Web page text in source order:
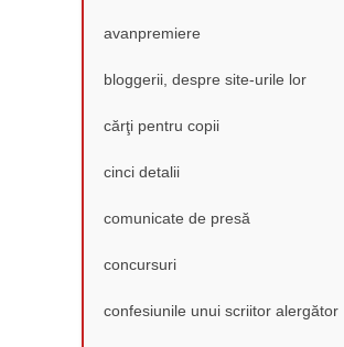
avanpremiere
bloggerii, despre site-urile lor
cărţi pentru copii
cinci detalii
comunicate de presă
concursuri
confesiunile unui scriitor alergător